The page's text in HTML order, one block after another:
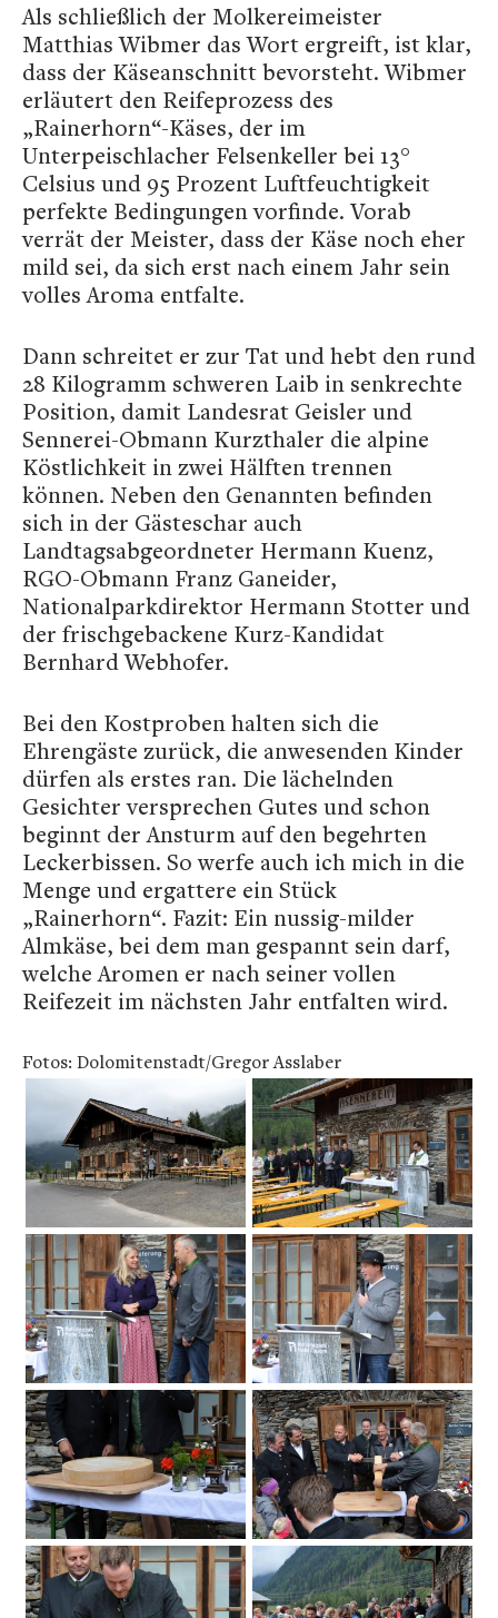
Als schließlich der Molkereimeister
Matthias Wibmer das Wort ergreift, ist klar,
dass der Käseanschnitt bevorsteht. Wibmer
erläutert den Reifeprozess des
„Rainerhorn“-Käses, der im
Unterpeischlacher Felsenkeller bei 13°
Celsius und 95 Prozent Luftfeuchtigkeit
perfekte Bedingungen vorfinde. Vorab
verrät der Meister, dass der Käse noch eher
mild sei, da sich erst nach einem Jahr sein
volles Aroma entfalte.
Dann schreitet er zur Tat und hebt den rund
28 Kilogramm schweren Laib in senkrechte
Position, damit Landesrat Geisler und
Sennerei-Obmann Kurzthaler die alpine
Köstlichkeit in zwei Hälften trennen
können. Neben den Genannten befinden
sich in der Gästeschar auch
Landtagsabgeordneter Hermann Kuenz,
RGO-Obmann Franz Ganeider,
Nationalparkdirektor Hermann Stotter und
der frischgebackene Kurz-Kandidat
Bernhard Webhofer.
Bei den Kostproben halten sich die
Ehrengäste zurück, die anwesenden Kinder
dürfen als erstes ran. Die lächelnden
Gesichter versprechen Gutes und schon
beginnt der Ansturm auf den begehrten
Leckerbissen. So werfe auch ich mich in die
Menge und ergattere ein Stück
„Rainerhorn“. Fazit: Ein nussig-milder
Almkäse, bei dem man gespannt sein darf,
welche Aromen er nach seiner vollen
Reifezeit im nächsten Jahr entfalten wird.
Fotos: Dolomitenstadt/Gregor Asslaber